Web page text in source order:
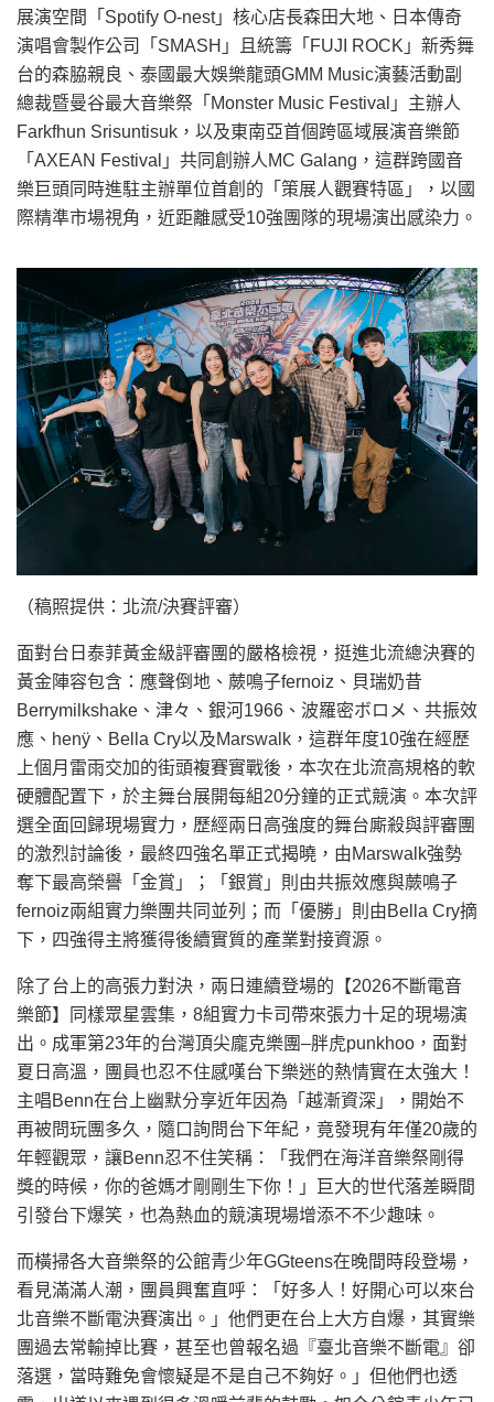
展演空間「Spotify O-nest」核心店長森田大地、日本傳奇
演唱會製作公司「SMASH」且統籌「FUJI ROCK」新秀舞
台的森脇親良、泰國最大娛樂龍頭GMM Music演藝活動副
總裁暨曼谷最大音樂祭「Monster Music Festival」主辦人
Farkfhun Srisuntisuk，以及東南亞首個跨區域展演音樂節
「AXEAN Festival」共同創辦人MC Galang，這群跨國音
樂巨頭同時進駐主辦單位首創的「策展人觀賽特區」，以國
際精準市場視角，近距離感受10強團隊的現場演出感染力。
（稿照提供：北流/決賽評審）
面對台日泰菲黃金級評審團的嚴格檢視，挺進北流總決賽的
黃金陣容包含：應聲倒地、蕨鳴子fernoiz、貝瑞奶昔
Berrymilkshake、津々、銀河1966、波羅密ボロメ、共振效
應、henÿ、Bella Cry以及Marswalk，這群年度10強在經歷
上個月雷雨交加的街頭複賽實戰後，本次在北流高規格的軟
硬體配置下，於主舞台展開每組20分鐘的正式競演。本次評
選全面回歸現場實力，歷經兩日高強度的舞台廝殺與評審團
的激烈討論後，最終四強名單正式揭曉，由Marswalk強勢
奪下最高榮譽「金賞」；「銀賞」則由共振效應與蕨鳴子
fernoiz兩組實力樂團共同並列；而「優勝」則由Bella Cry摘
下，四強得主將獲得後續實質的產業對接資源。
除了台上的高張力對決，兩日連續登場的【2026不斷電音
樂節】同樣眾星雲集，8組實力卡司帶來張力十足的現場演
出。成軍第23年的台灣頂尖龐克樂團–胖虎punkhoo，面對
夏日高溫，團員也忍不住感嘆台下樂迷的熱情實在太強大！
主唱Benn在台上幽默分享近年因為「越漸資深」，開始不
再被問玩團多久，隨口詢問台下年紀，竟發現有年僅20歲的
年輕觀眾，讓Benn忍不住笑稱：「我們在海洋音樂祭剛得
獎的時候，你的爸媽才剛剛生下你！」巨大的世代落差瞬間
引發台下爆笑，也為熱血的競演現場增添不不少趣味。
而橫掃各大音樂祭的公館青少年GGteens在晚間時段登場，
看見滿滿人潮，團員興奮直呼：「好多人！好開心可以來台
北音樂不斷電決賽演出。」他們更在台上大方自爆，其實樂
團過去常輸掉比賽，甚至也曾報名過『臺北音樂不斷電』卻
落選，當時難免會懷疑是不是自己不夠好。」但他們也透